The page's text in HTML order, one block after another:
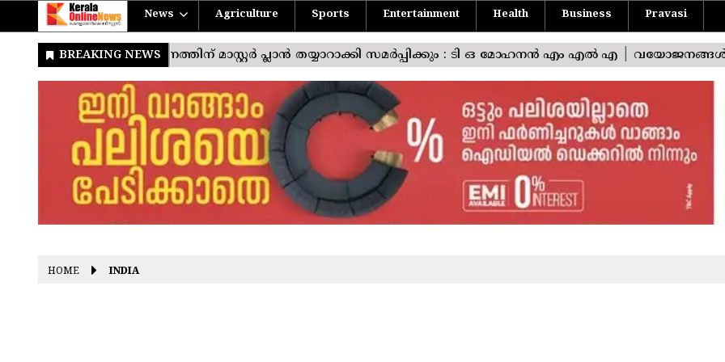
News Agriculture Sports Entertainment Health Business Pravasi
HOME INDIA